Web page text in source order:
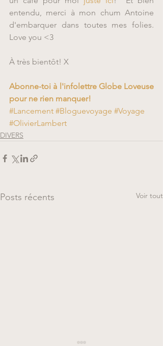
entendu, merci à mon chum Antoine
d'embarquer dans toutes mes folies.
Love you <3
À très bientôt! X
Abonne-toi à l'infolettre Globe Loveuse
pour ne rien manquer!
#Lancement #Bloguevoyage #Voyage
#OlivierLambert
DIVERS
Posts récents Voir tout